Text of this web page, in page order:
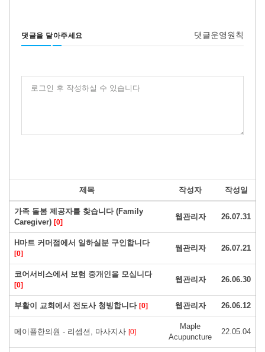
댓글을 달아주세요 댓글운영원칙
로그인 후 작성하실 수 있습니다
제목 작성자 작성일
가족 돌봄 제공자를 찾습니다 (Family
Caregiver) [0]
웹관리자 26.07.31
H마트 커머점에서 일하실분 구인합니다
[0]
웹관리자 26.07.21
코어서비스에서 보험 중개인을 모십니다
[0]
웹관리자 26.06.30
부활이 교회에서 전도사 청빙합니다 [0] 웹관리자 26.06.12
메이플한의원 - 리셉션, 마사지사 [0]
Maple
Acupuncture
22.05.04